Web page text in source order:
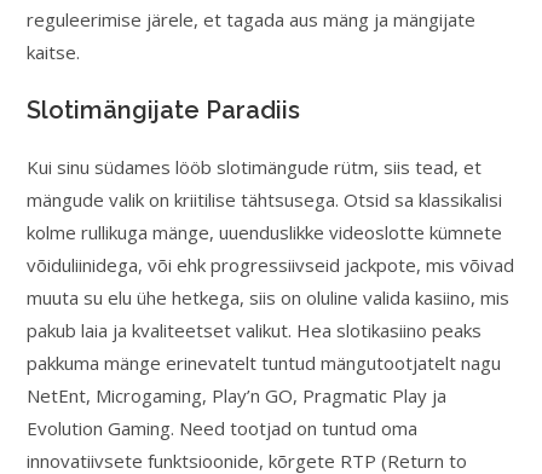
reguleerimise järele, et tagada aus mäng ja mängijate
kaitse.
Slotimängijate Paradiis
Kui sinu südames lööb slotimängude rütm, siis tead, et
mängude valik on kriitilise tähtsusega. Otsid sa klassikalisi
kolme rullikuga mänge, uuenduslikke videoslotte kümnete
võiduliinidega, või ehk progressiivseid jackpote, mis võivad
muuta su elu ühe hetkega, siis on oluline valida kasiino, mis
pakub laia ja kvaliteetset valikut. Hea slotikasiino peaks
pakkuma mänge erinevatelt tuntud mängutootjatelt nagu
NetEnt, Microgaming, Play’n GO, Pragmatic Play ja
Evolution Gaming. Need tootjad on tuntud oma
innovatiivsete funktsioonide, kõrgete RTP (Return to